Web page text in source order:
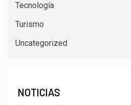
Tecnología
Turismo
Uncategorized
NOTICIAS